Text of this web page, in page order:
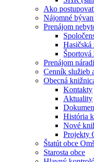
Ako
Nájomné
Prenájom
Hasičská
Športová
Prenájom
Cenník služieb
Obecná
Kontakty
Aktuality
História
Nové
Projekty
Štatút obce
Starosta obce